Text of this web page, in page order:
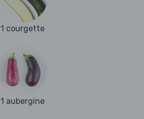
1 courgette
1 aubergine